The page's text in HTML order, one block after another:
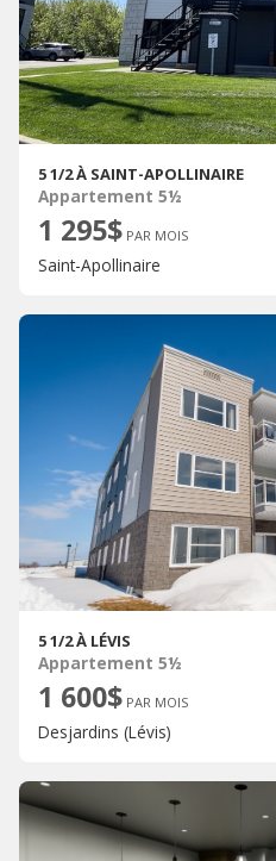
5 1/2 À SAINT-APOLLINAIRE
Appartement 5½
1 295$ PAR MOIS
Saint-Apollinaire
5 1/2 À LÉVIS
Appartement 5½
1 600$ PAR MOIS
Desjardins (Lévis)